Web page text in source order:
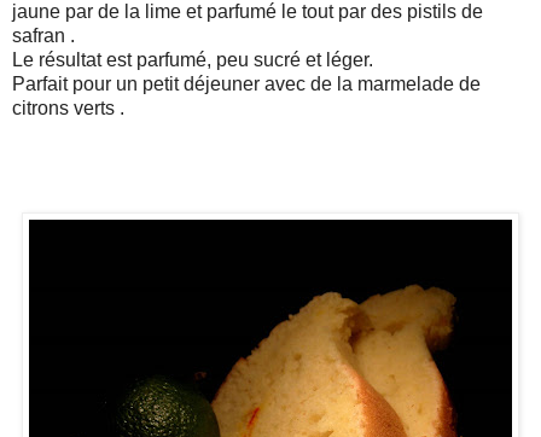
jaune par de la lime et parfumé le tout par des pistils de
safran .
Le résultat est parfumé, peu sucré et léger.
Parfait pour un petit déjeuner avec de la marmelade de
citrons verts .